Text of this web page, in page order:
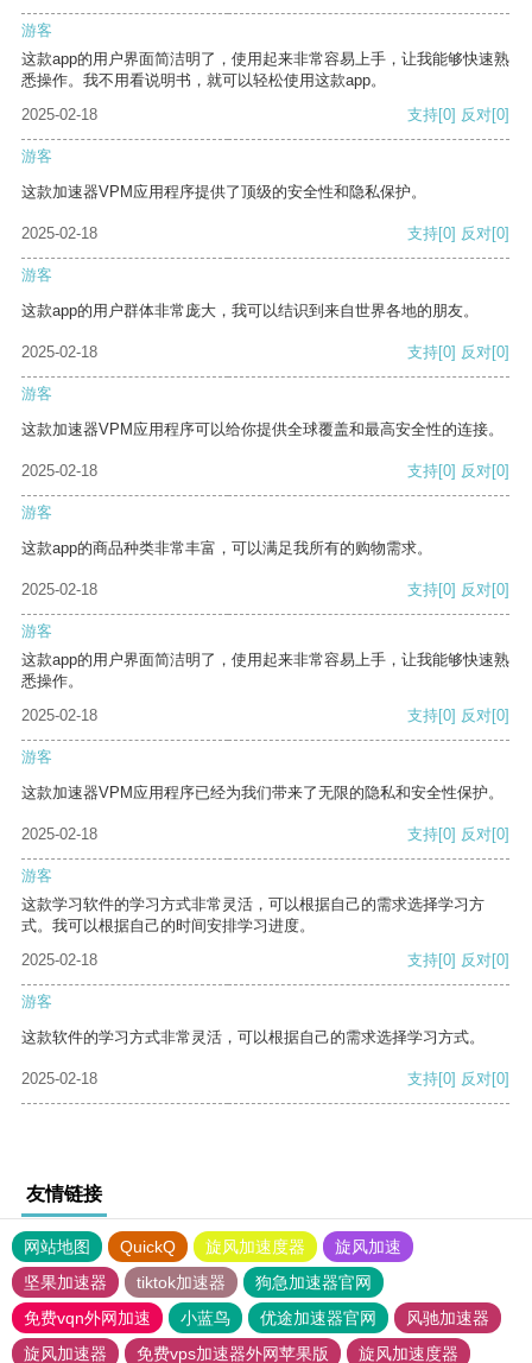
游客
这款app的用户界面简洁明了，使用起来非常容易上手，让我能够快速熟
悉操作。我不用看说明书，就可以轻松使用这款app。
2025-02-18
支持[0] 反对[0]
游客
这款加速器VPM应用程序提供了顶级的安全性和隐私保护。
2025-02-18 支持[0] 反对[0]
游客
这款app的用户群体非常庞大，我可以结识到来自世界各地的朋友。
2025-02-18 支持[0] 反对[0]
游客
这款加速器VPM应用程序可以给你提供全球覆盖和最高安全性的连接。
2025-02-18 支持[0] 反对[0]
游客
这款app的商品种类非常丰富，可以满足我所有的购物需求。
2025-02-18 支持[0] 反对[0]
游客
这款app的用户界面简洁明了，使用起来非常容易上手，让我能够快速熟
悉操作。
2025-02-18
支持[0] 反对[0]
游客
这款加速器VPM应用程序已经为我们带来了无限的隐私和安全性保护。
2025-02-18 支持[0] 反对[0]
游客
这款学习软件的学习方式非常灵活，可以根据自己的需求选择学习方
式。我可以根据自己的时间安排学习进度。
2025-02-18
支持[0] 反对[0]
游客
这款软件的学习方式非常灵活，可以根据自己的需求选择学习方式。
2025-02-18 支持[0] 反对[0]
友情链接
网站地图 QuickQ 旋风加速度器
旋风加速
坚果加速器
tiktok加速器
狗急加速器官网
免费vqn外网加速
小蓝鸟 优途加速器官网
风驰加速器
旋风加速器
免费vps加速器外网苹果版 旋风加速度器